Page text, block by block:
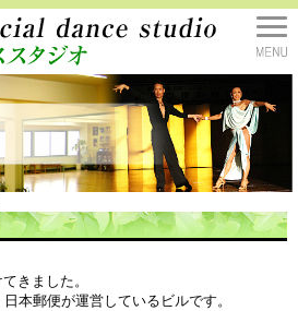
きました。
本郵便が運営しているビルです。